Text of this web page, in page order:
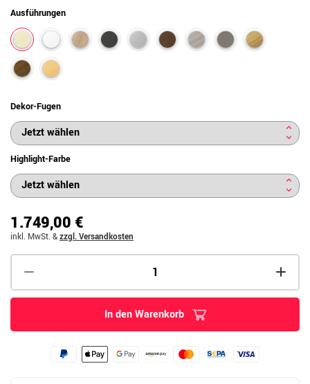
Ausführungen
Dekor-Fugen
Highlight-Farbe
1.749,00 €
inkl. MwSt. &zzgl. Versandkosten
In den Warenkorb